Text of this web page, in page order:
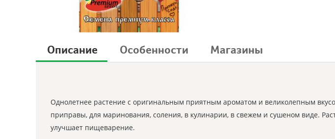
Описание Особенности Магазины
Однолетнее растение с оригинальным приятным ароматом и великолепным
приправы, для маринования, соления, в кулинарии, в свежем и сушеном виде.
улучшает пищеварение.